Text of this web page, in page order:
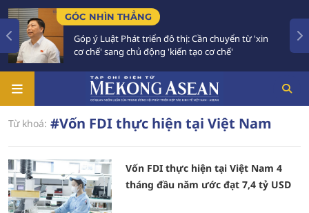
GÓC NHÌN THẲNG
Góp ý Luật Phát triển đô thị: Cần chuyển từ 'xin
cơ chế' sang chủ động 'kiến tạo cơ chế'
Từ khoá: #Vốn FDI thực hiện tại Việt Nam
Vốn FDI thực hiện tại Việt Nam 4
tháng đầu năm ước đạt 7,4 tỷ USD